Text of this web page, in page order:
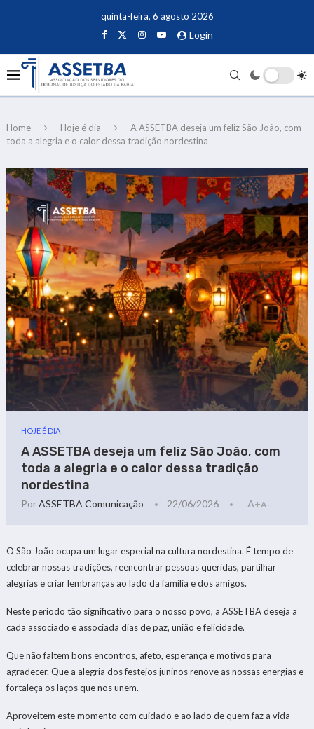
quinta-feira, 6 agosto 2026
Login
Home Hoje é dia
A ASSETBA deseja um feliz São João, com
toda a alegria e o calor dessa tradição nordestina
HOJE É DIA
A ASSETBA deseja um feliz São João, com
toda a alegria e o calor dessa tradição
nordestina
PorASSETBA Comunicação 22/06/2026 A+A-
O São João ocupa um lugar especial na cultura nordestina. É tempo de
celebrar nossas tradições, reencontrar pessoas queridas, partilhar
alegrias e criar lembranças ao lado da família e dos amigos.
Neste período tão significativo para o nosso povo, a ASSETBA deseja a
cada associado e associada dias de paz, união e felicidade.
Que não faltem bons encontros, afeto, esperança e motivos para
agradecer. Que a alegria dos festejos juninos renove as nossas energias e
fortaleça os laços que nos unem.
Aproveitem este momento com cuidado e ao lado de quem faz a vida